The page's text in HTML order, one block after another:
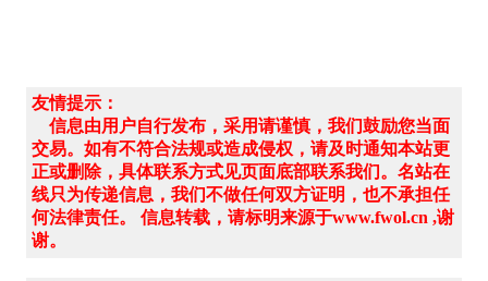
友情提示：
信息由用户自行发布，采用请谨慎，我们鼓励您当面
交易。如有不符合法规或造成侵权，请及时通知本站更
正或删除，具体联系方式见页面底部联系我们。名站在
线只为传递信息，我们不做任何双方证明，也不承担任
何法律责任。 信息转载，请标明来源于www.fwol.cn ,谢
谢。